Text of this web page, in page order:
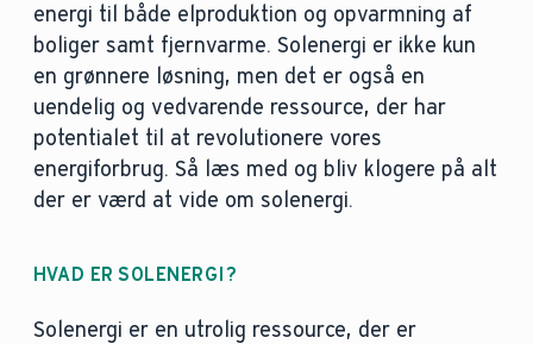
energi til både elproduktion og opvarmning af
boliger samt fjernvarme. Solenergi er ikke kun
en grønnere løsning, men det er også en
uendelig og vedvarende ressource, der har
potentialet til at revolutionere vores
energiforbrug. Så læs med og bliv klogere på alt
der er værd at vide om solenergi.
HVAD ER SOLENERGI?
Solenergi er en utrolig ressource, der er